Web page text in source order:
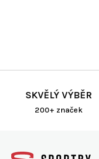
SKVĚLÝ VÝBĚR
200+ značek